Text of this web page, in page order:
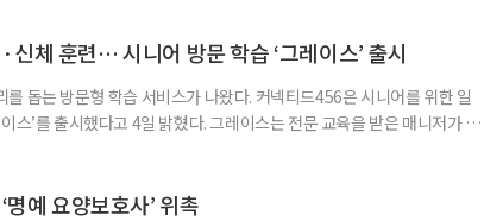
어 공동저자들이 돌봄과 금융, 헬스케어, 여가, 식품, 디지털 기술 등
신체 훈련… 시니어 방문 학습 ‘그레이스’ 출시
돕는 방문형 학습 서비스가 나왔다. 커넥티드456은 시니어를 위한 일
스’를 출시했다고 4일 밝혔다. 그레이스는 전문 교육을 받은 매니저가 주
. 문제는 기억력과 주의집중력, 언어능력, 시공간 능력, 계산 능
예 요양보호사’ 위촉